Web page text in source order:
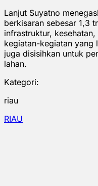
Lanjut Suyatno
berkisaran sebesar 1,3
infrastruktur,
kegiatan-kegiatan yang
juga disisihkan untuk
lahan.
Kategori:
riau
RIAU